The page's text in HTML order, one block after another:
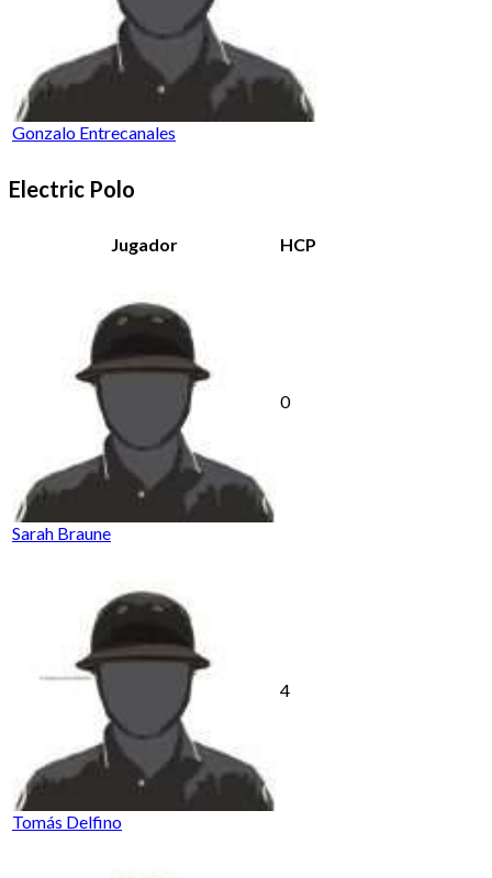
Gonzalo Entrecanales
Electric Polo
Jugador HCP
Sarah Braune
0
Tomás Delfino
4